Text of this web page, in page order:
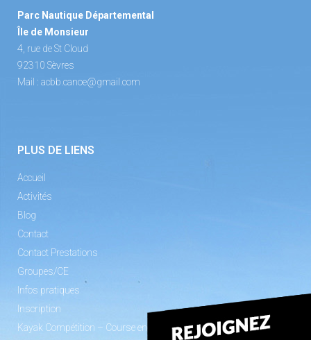
Parc Nautique Départemental
Île de Monsieur
4, rue de St Cloud
92310 Sèvres
Mail : acbb.canoe@gmail.com
PLUS DE LIENS
Accueil
Activités
Blog
Contact
Contact Prestations
Groupes/CE
Infos pratiques
Inscription
Kayak Compétition – Course en ligne